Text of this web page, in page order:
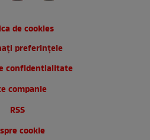
de cookies
preferințele
confidentialitate
companie
RSS
cookie